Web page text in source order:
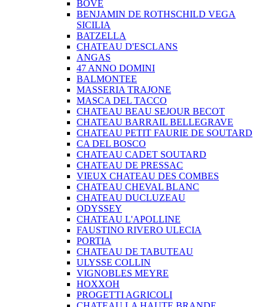
BOVE
BENJAMIN DE ROTHSCHILD VEGA
SICILIA
BATZELLA
CHATEAU D'ESCLANS
ANGAS
47 ANNO DOMINI
BALMONTEE
MASSERIA TRAJONE
MASCA DEL TACCO
CHATEAU BEAU SEJOUR BECOT
CHATEAU BARRAIL BELLEGRAVE
CHATEAU PETIT FAURIE DE SOUTARD
CA DEL BOSCO
CHATEAU CADET SOUTARD
CHATEAU DE PRESSAC
VIEUX CHATEAU DES COMBES
CHATEAU CHEVAL BLANC
CHATEAU DUCLUZEAU
ODYSSEY
CHATEAU L'APOLLINE
FAUSTINO RIVERO ULECIA
PORTIA
CHATEAU DE TABUTEAU
ULYSSE COLLIN
VIGNOBLES MEYRE
HOXXOH
PROGETTI AGRICOLI